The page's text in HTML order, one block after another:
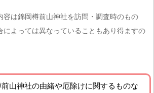
は錦岡樽前山神社を訪問・調査時のもの
によっては異なっていることもあり得ますの
山神社の由緒や厄除けに関するものな